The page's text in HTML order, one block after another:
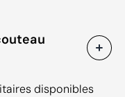
disponibles